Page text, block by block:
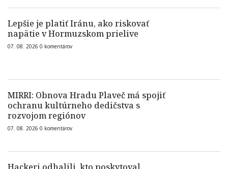
Lepšie je platiť Iránu, ako riskovať
napätie v Hormuzskom prielive
07. 08. 2026 0 komentárov
MIRRI: Obnova Hradu Plaveč má spojiť
ochranu kultúrneho dedičstva s
rozvojom regiónov
07. 08. 2026 0 komentárov